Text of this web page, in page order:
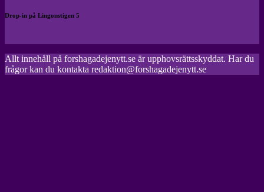
Drop-in på Lingonstigen 5
Allt innehåll på forshagadejenytt.se är upphovsrättsskyddat. Har du
frågor kan du kontakta redaktion@forshagadejenytt.se